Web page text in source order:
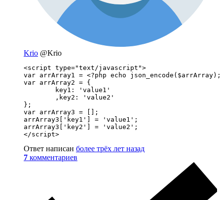
Krio @Krio
<script type="text/javascript">
var arrArray1 = <?php echo
var arrArray2 = {
};
var arrArray3 = [];
arrArray3['key1'] = 'value1';
arrArray3['key2'] = 'value2';
</script>
Ответ написан более трёх лет назад
7 комментариев